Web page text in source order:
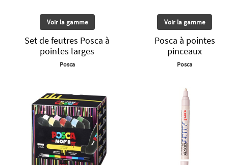
Voir la gamme
Set de feutres Posca à
pointes larges
Posca
Voir la gamme
Posca à pointes
pinceaux
Posca